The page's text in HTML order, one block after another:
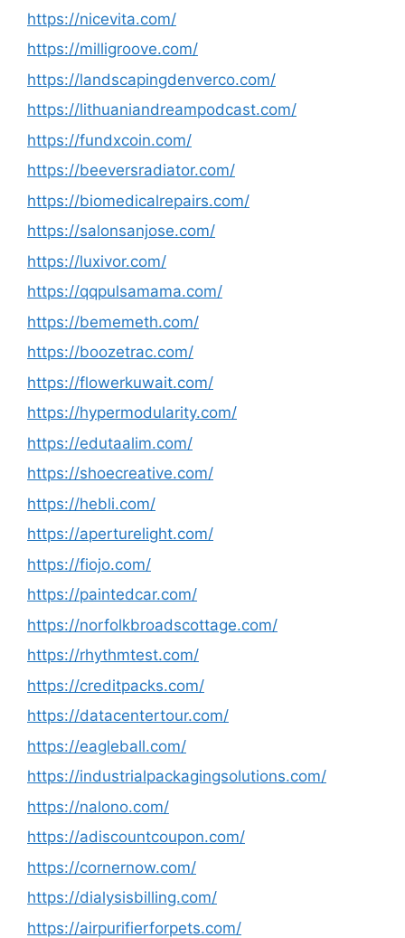
https://nicevita.com/
https://milligroove.com/
https://landscapingdenverco.com/
https://lithuaniandreampodcast.com/
https://fundxcoin.com/
https://beeversradiator.com/
https://biomedicalrepairs.com/
https://salonsanjose.com/
https://luxivor.com/
https://qqpulsamama.com/
https://bememeth.com/
https://boozetrac.com/
https://flowerkuwait.com/
https://hypermodularity.com/
https://edutaalim.com/
https://shoecreative.com/
https://hebli.com/
https://aperturelight.com/
https://fiojo.com/
https://paintedcar.com/
https://norfolkbroadscottage.com/
https://rhythmtest.com/
https://creditpacks.com/
https://datacentertour.com/
https://eagleball.com/
https://industrialpackagingsolutions.com/
https://nalono.com/
https://adiscountcoupon.com/
https://cornernow.com/
https://dialysisbilling.com/
https://airpurifierforpets.com/